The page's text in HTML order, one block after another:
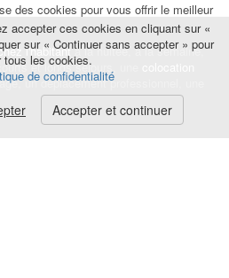
l'habitantà la nuitée, à la semaine,
et longs séjours, une
un déplacement professionnel, une
des cookies pour vous offrir le meilleur
accepter ces cookies en cliquant sur «
sur « Continuer sans accepter » pour
tous les cookies.
de confidentialité
Accepter et continuer